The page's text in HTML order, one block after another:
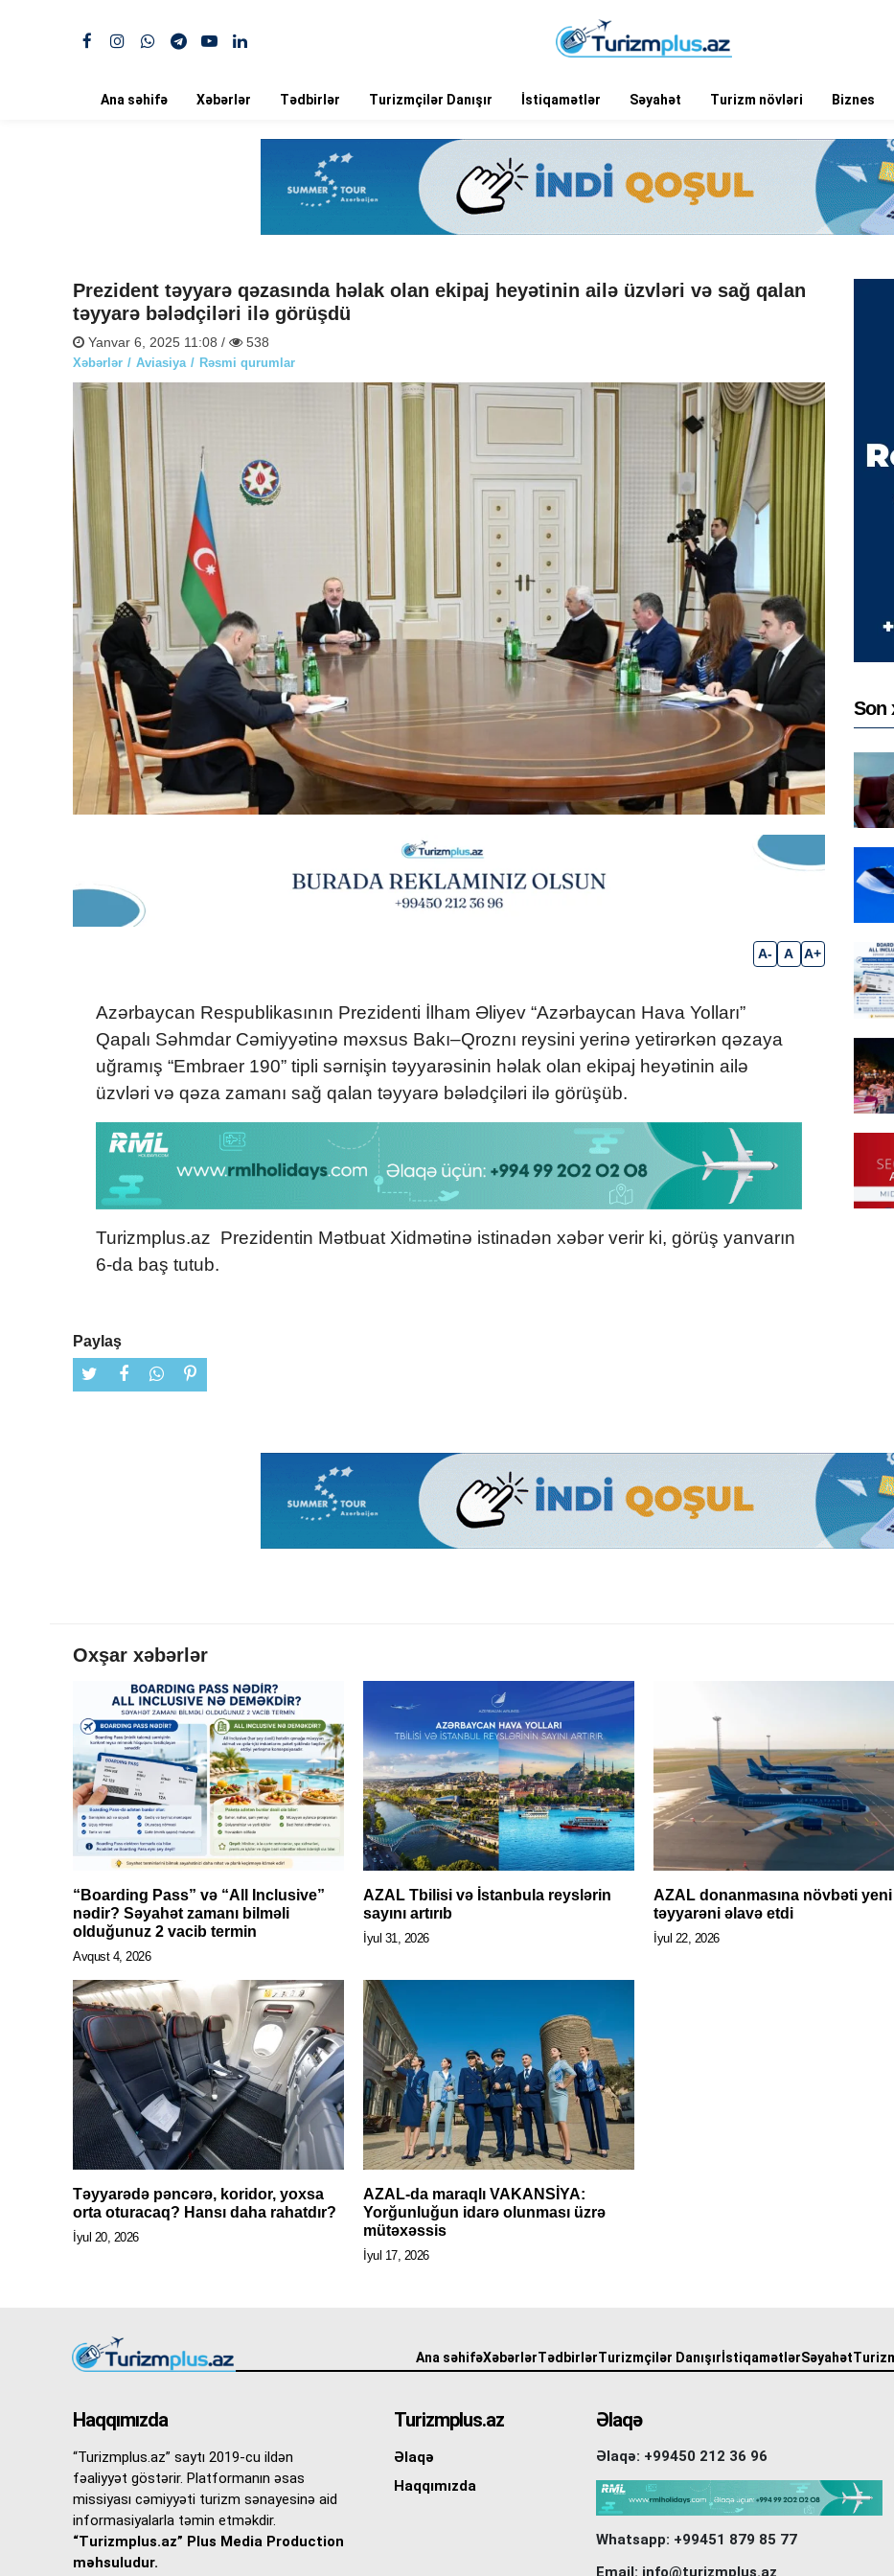
Ana səhifə Xəbərlər Tədbirlər Turizmçilər Danışır İstiqamətlər Səyahət Turizm növləri Biznes
Prezident təyyarə qəzasında həlak olan ekipaj heyətinin ailə üzvləri və sağ qalan
təyyarə bələdçiləri ilə görüşdü
Yanvar 6, 2025 11:08 / 538
Xəbərlər Aviasiya Rəsmi qurumlar
A- A A+
Azərbaycan Respublikasının Prezidenti İlham Əliyev “Azərbaycan Hava Yolları”
Qapalı Səhmdar Cəmiyyətinə məxsus Bakı–Qroznı reysini yerinə yetirərkən qəzaya
uğramış “Embraer 190” tipli sərnişin təyyarəsinin həlak olan ekipaj heyətinin ailə
üzvləri və qəza zamanı sağ qalan təyyarə bələdçiləri ilə görüşüb.
Turizmplus.az Prezidentin Mətbuat Xidmətinə istinadən xəbər verir ki, görüş yanvarın
6-da baş tutub.
Paylaş
Son
Oxşar xəbərlər
“Boarding Pass” və “All Inclusive”
nədir? Səyahət zamanı bilməli
olduğunuz 2 vacib termin
Avqust 4, 2026
AZAL Tbilisi və İstanbula reyslərin
sayını artırıb
İyul 31, 2026
AZAL donanmasına növbəti yeni
təyyarəni əlavə etdi
İyul 22, 2026
Təyyarədə pəncərə, koridor, yoxsa
orta oturacaq? Hansı daha rahatdır?
İyul 20, 2026
AZAL-da maraqlı VAKANSİYA:
Yorğunluğun idarə olunması üzrə
mütəxəssis
İyul 17, 2026
Ana səhifəXəbərlərTədbirlərTurizmçilər Danışır İstiqamətlərSəyahət
Haqqımızda
“Turizmplus.az” saytı 2019-cu ildən
fəaliyyət göstərir. Platformanın əsas
missiyası cəmiyyəti turizm sənayesinə aid
informasiyalarla təmin etməkdir.
“Turizmplus.az” Plus Media Production
məhsuludur.
Turizmplus.az
Əlaqə
Haqqımızda
Əlaqə
Əlaqə: +99450 212 36 96
Whatsapp: +99451 879 85 77